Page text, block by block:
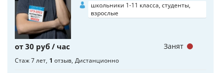
школьники 1-11 класса, студенты,
взрослые
от 30 руб / час
Стаж 7 лет 1 отзыв Дистанционно
Занят